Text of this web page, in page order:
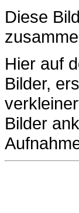
Diese
Hier auf
Bilder,
Bilder